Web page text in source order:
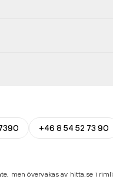
+46 8 54 52 73 90
men övervakas av hitta.se i